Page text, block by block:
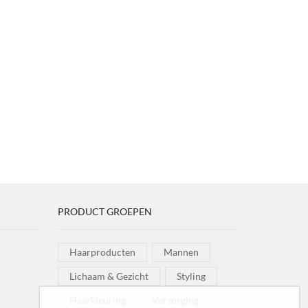
PRODUCT GROEPEN
Haarproducten Mannen
Lichaam & Gezicht Styling